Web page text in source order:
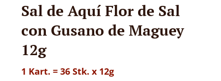
Sal de Aquí Flor de Sal
con Gusano de Maguey
12g
1 Kart. = 36 Stk. x 12g